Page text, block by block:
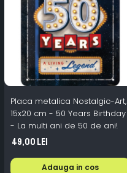
Placa metalica Nostalgic-Art,
15x20 cm - 50 Years Birthday
- La multi ani de 50 de ani!
49,00 Lei
Adauga in cos